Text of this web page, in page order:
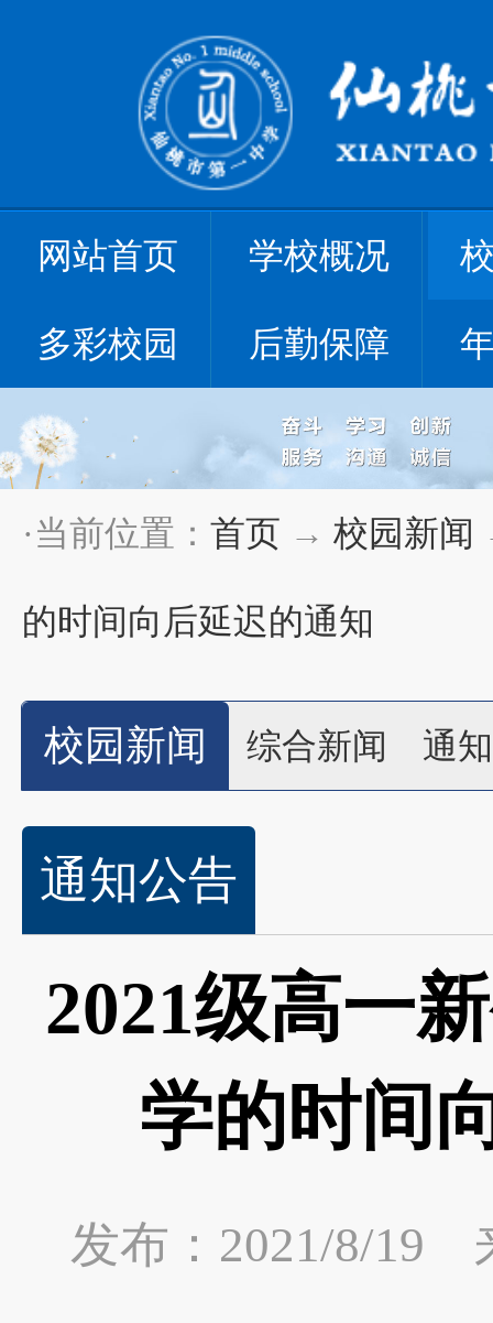
网站首页 学校概况
多彩校园 后勤保障
·当前位置： 首页 → 校园新闻
的时间向后延迟的通知
校园新闻 综合新闻 通
通知公告
2021级高一
学的时间
发布：2021/8/